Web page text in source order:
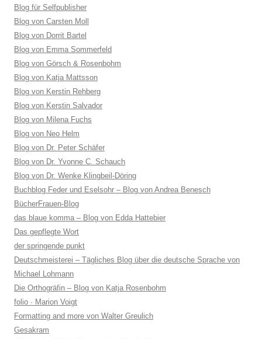
Blog für Selfpublisher
Blog von Carsten Moll
Blog von Dorrit Bartel
Blog von Emma Sommerfeld
Blog von Görsch & Rosenbohm
Blog von Katja Mattsson
Blog von Kerstin Rehberg
Blog von Kerstin Salvador
Blog von Milena Fuchs
Blog von Neo Helm
Blog von Dr. Peter Schäfer
Blog von Dr. Yvonne C. Schauch
Blog von Dr. Wenke Klingbeil-Döring
Buchblog Feder und Eselsohr – Blog von Andrea Benesch
BücherFrauen-Blog
das blaue komma – Blog von Edda Hattebier
Das gepflegte Wort
der springende punkt
Deutschmeisterei – Tägliches Blog über die deutsche Sprache von
Michael Lohmann
Die Orthogräfin – Blog von Katja Rosenbohm
folio · Marion Voigt
Formatting and more von Walter Greulich
Gesakram